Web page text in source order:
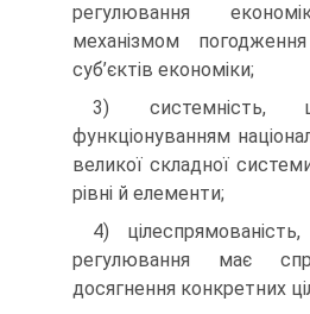
регулювання
механізмом погодження
суб’єктів економіки;
3) системність,
функціонуванням
великої складної
рівні й елементи;
4)
регулювання має
досягнення конкретних